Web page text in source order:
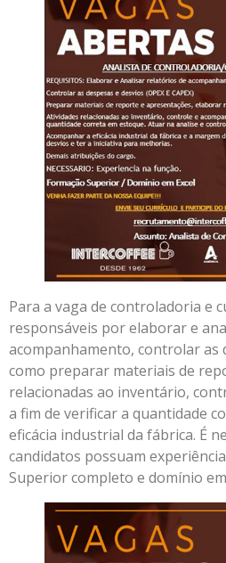
Para a vaga de controladoria e
responsáveis por elaborar e
acompanhamento, controlar as
como preparar materiais de
relacionadas ao inventário,
a fim de verificar a quantidade
eficácia industrial da fábrica. É
candidatos possuam
Superior completo e domínio em